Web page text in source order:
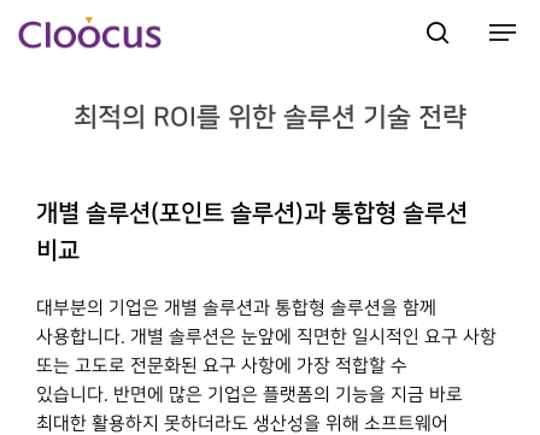
최적의 ROI를 위한 솔루션 기술 전략
개별 솔루션(포인트 솔루션)과 통합형 솔루션
비교
대부분의 기업은 개별 솔루션과 통합형 솔루션을 함께
사용합니다. 개별 솔루션은 눈앞에 직면한 일시적인 요구 사항
또는 고도로 전문화된 요구 사항에 가장 적합할 수
있습니다. 반면에 많은 기업은 플랫폼의 기능을 지금 바로
최대한 활용하지 못하더라도 생산성을 위해 소프트웨어